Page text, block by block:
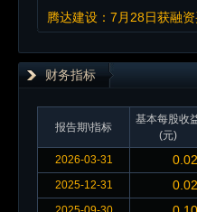
腾达建设：7月28日获融
财务指标
报告期\指标
基本每股收
(元)
2026-03-31
0.02
2025-12-31 0.02